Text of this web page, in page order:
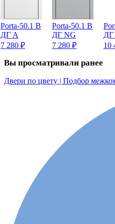
Porta-50.1 B
ДГ A
7 280 ₽
Porta-50.1 B
ДГ NG
7 280 ₽
ДГ
10
Вы просматривали ранее
Двери по цвету | Подбор